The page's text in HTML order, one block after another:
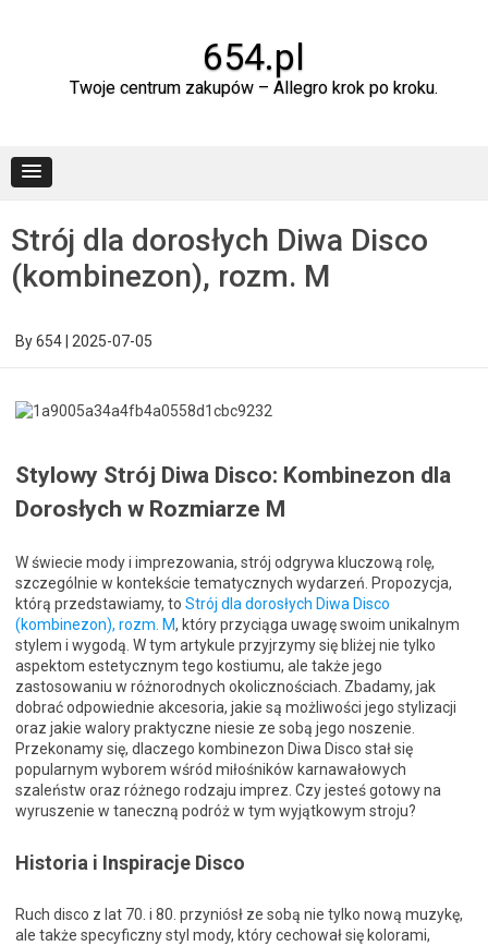
654.pl
Twoje centrum zakupów – Allegro krok po kroku.
Strój dla dorosłych Diwa Disco
(kombinezon), rozm. M
By654 2025-07-05
Stylowy Strój Diwa Disco: Kombinezon dla
Dorosłych w Rozmiarze M
W świecie mody i imprezowania, strój odgrywa kluczową rolę,
szczególnie w kontekście tematycznych wydarzeń. Propozycja,
którą przedstawiamy, to Strój dla dorosłych Diwa Disco
(kombinezon), rozm. M, który przyciąga uwagę swoim unikalnym
stylem i wygodą. W tym artykule przyjrzymy się bliżej nie tylko
aspektom estetycznym tego kostiumu, ale także jego
zastosowaniu w różnorodnych okolicznościach. Zbadamy, jak
dobrać odpowiednie akcesoria, jakie są możliwości jego stylizacji
oraz jakie walory praktyczne niesie ze sobą jego noszenie.
Przekonamy się, dlaczego kombinezon Diwa Disco stał się
popularnym wyborem wśród miłośników karnawałowych
szaleństw oraz różnego rodzaju imprez. Czy jesteś gotowy na
wyruszenie w taneczną podróż w tym wyjątkowym stroju?
Historia i Inspiracje Disco
Ruch disco z lat 70. i 80. przyniósł ze sobą nie tylko nową muzykę,
ale także specyficzny styl mody, który cechował się kolorami,